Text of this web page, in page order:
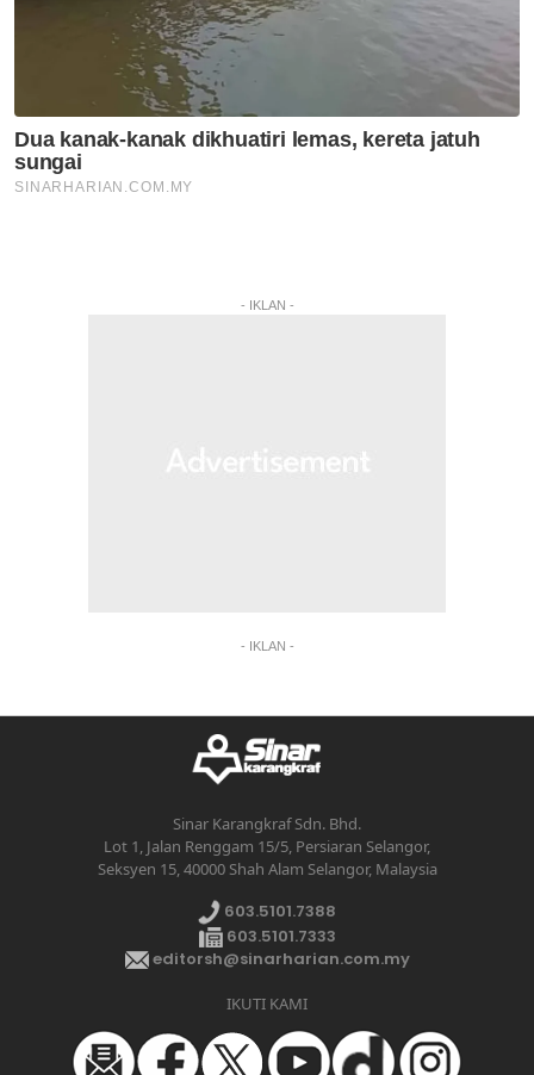
- IKLAN -
- IKLAN -
Sinar Karangkraf Sdn. Bhd.
Lot 1, Jalan Renggam 15/5, Persiaran Selangor,
Seksyen 15, 40000 Shah Alam Selangor, Malaysia
603.5101.7388
603.5101.7333
editorsh@sinarharian.com.my
IKUTI KAMI